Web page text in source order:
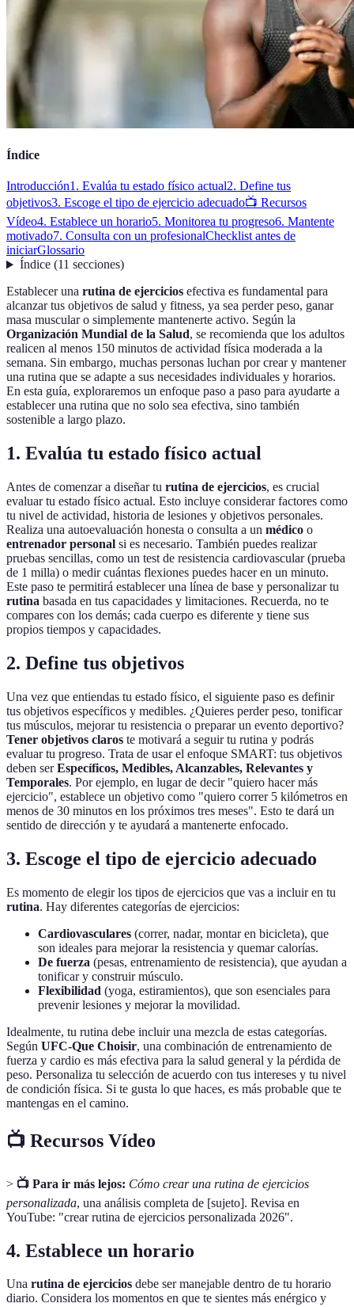
Índice
Introducción1. Evalúa tu estado físico actual2. Define tus
objetivos3. Escoge el tipo de ejercicio adecuado📺 Recursos
Vídeo4. Establece un horario5. Monitorea tu progreso6. Mantente
motivado7. Consulta con un profesionalChecklist antes de
iniciarGlossario
Índice(11 secciones)
Establecer una rutina de ejercicios efectiva es fundamental para
alcanzar tus objetivos de salud y fitness, ya sea perder peso, ganar
masa muscular o simplemente mantenerte activo. Según la
Organización Mundial de la Salud, se recomienda que los adultos
realicen al menos 150 minutos de actividad física moderada a la
semana. Sin embargo, muchas personas luchan por crear y mantener
una rutina que se adapte a sus necesidades individuales y horarios.
En esta guía, exploraremos un enfoque paso a paso para ayudarte a
establecer una rutina que no solo sea efectiva, sino también
sostenible a largo plazo.
1. Evalúa tu estado físico actual
Antes de comenzar a diseñar tu rutina de ejercicios, es crucial
evaluar tu estado físico actual. Esto incluye considerar factores como
tu nivel de actividad, historia de lesiones y objetivos personales.
Realiza una autoevaluación honesta o consulta a un médico o
entrenador personal si es necesario. También puedes realizar
pruebas sencillas, como un test de resistencia cardiovascular (prueba
de 1 milla) o medir cuántas flexiones puedes hacer en un minuto.
Este paso te permitirá establecer una línea de base y personalizar tu
rutina basada en tus capacidades y limitaciones. Recuerda, no te
compares con los demás; cada cuerpo es diferente y tiene sus
propios tiempos y capacidades.
2. Define tus objetivos
Una vez que entiendas tu estado físico, el siguiente paso es definir
tus objetivos específicos y medibles. ¿Quieres perder peso, tonificar
tus músculos, mejorar tu resistencia o preparar un evento deportivo?
Tener objetivos claros te motivará a seguir tu rutina y podrás
evaluar tu progreso. Trata de usar el enfoque SMART: tus objetivos
deben serEspecíficos, Medibles, Alcanzables, Relevantes y
Temporales. Por ejemplo, en lugar de decir "quiero hacer más
ejercicio", establece un objetivo como "quiero correr 5 kilómetros en
menos de 30 minutos en los próximos tres meses". Esto te dará un
sentido de dirección y te ayudará a mantenerte enfocado.
3. Escoge el tipo de ejercicio adecuado
Es momento de elegir los tipos de ejercicios que vas a incluir en tu
rutina. Hay diferentes categorías de ejercicios:
Cardiovasculares (correr, nadar, montar en bicicleta), que
son ideales para mejorar la resistencia y quemar calorías.
De fuerza (pesas, entrenamiento de resistencia), que ayudan a
tonificar y construir músculo.
Flexibilidad (yoga, estiramientos), que son esenciales para
prevenir lesiones y mejorar la movilidad.
Idealmente, tu rutina debe incluir una mezcla de estas categorías.
Según UFC-Que Choisir, una combinación de entrenamiento de
fuerza y cardio es más efectiva para la salud general y la pérdida de
peso. Personaliza tu selección de acuerdo con tus intereses y tu nivel
de condición física. Si te gusta lo que haces, es más probable que te
mantengas en el camino.
📺 Recursos Vídeo
> 📺 Para ir más lejos: Cómo crear una rutina de ejercicios
personalizada, una análisis completa de [sujeto]. Revisa en
YouTube: "crear rutina de ejercicios personalizada 2026".
4. Establece un horario
Una rutina de ejercicios debe ser manejable dentro de tu horario
diario. Considera los momentos en que te sientes más enérgico y